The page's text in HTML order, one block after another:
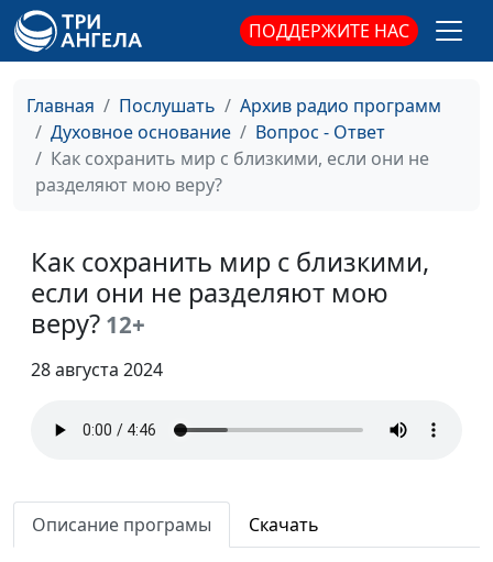
ПОДДЕРЖИТЕ НАС
Главная Послушать
Архив радио программ
Духовное основание
Вопрос - Ответ
Как сохранить мир с близкими, если они не
разделяют мою веру?
Как сохранить мир с близкими,
если они не разделяют мою
веру? 12+
28 августа 2024
Описание програмы Скачать
веру - грех?
Духовное или
что важнее?
Александр Синицын,
#34
Для чего нужно
причастие?
Александр Синицын,
описаны в Библии,
кроме воскрешения
Иисуса Христа?
священнослужитель
трудные времена?
Мешают ли догматы
мою свободу?
Александр Синицын,
Александр Синицын,
#29